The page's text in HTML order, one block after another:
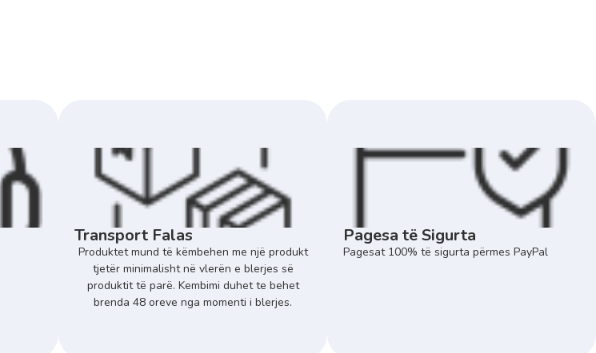
Transport Falas
Produktet mund të këmbehen me një produkt
tjetër minimalisht në vlerën e blerjes së
produktit të parë. Kembimi duhet te behet
brenda 48 oreve nga momenti i blerjes.
Pagesa të Sigurta
Pagesat 100% të sigurta përmes PayPal